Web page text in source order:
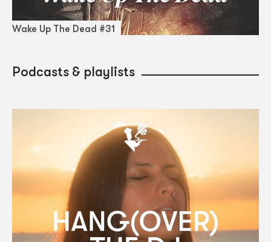
Wake Up The Dead #31
Podcasts & playlists